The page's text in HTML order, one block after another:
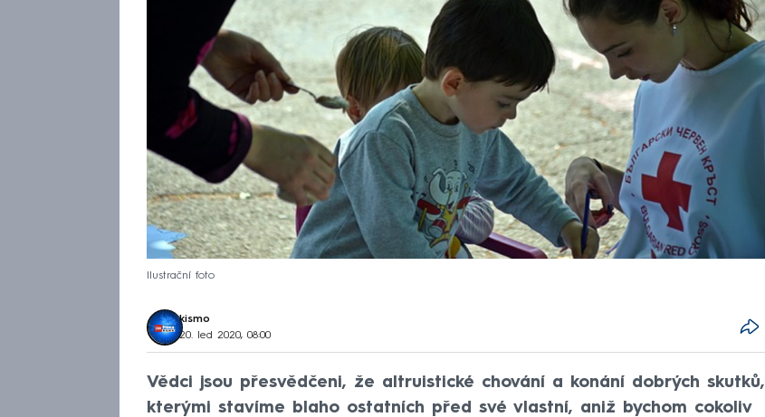
Ilustrační foto
kismo
20. led 2020, 08:00
Vědci jsou přesvědčeni, že altruistické chování a konání dobrých skutků,
kterými stavíme blaho ostatních před své vlastní, aniž bychom cokoliv